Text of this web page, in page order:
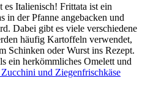
Italienisch! Frittata ist ein
in der Pfanne angebacken und
Dabei gibt es viele verschiedene
häufig Kartoffeln verwendet,
Schinken oder Wurst ins Rezept.
ein herkömmliches Omelett und
und Ziegenfrischkäse